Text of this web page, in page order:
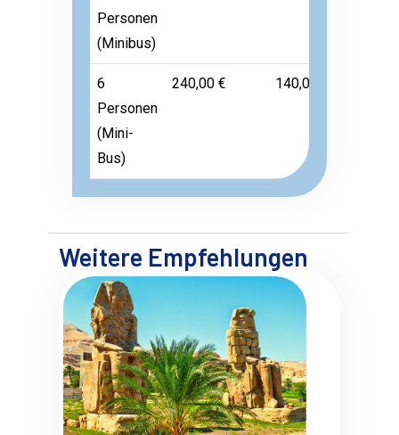
Personen
(Minibus)
6
Personen
(Mini-
Bus)
240,00 € 140,00 €
Weitere Empfehlungen